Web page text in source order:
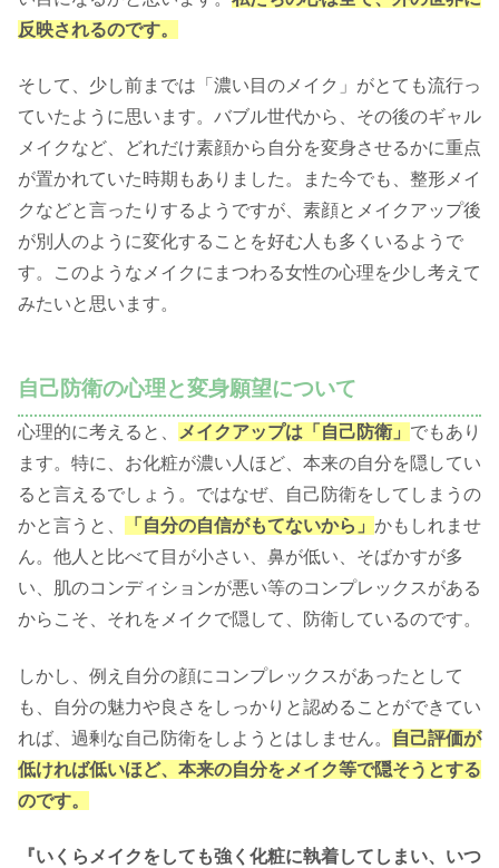
反映されるのです。
そして、少し前までは「濃い目のメイク」がとても流行っ
ていたように思います。バブル世代から、その後のギャル
メイクなど、どれだけ素顔から自分を変身させるかに重点
が置かれていた時期もありました。また今でも、整形メイ
クなどと言ったりするようですが、素顔とメイクアップ後
が別人のように変化することを好む人も多くいるようで
す。このようなメイクにまつわる女性の心理を少し考えて
みたいと思います。
自己防衛の心理と変身願望について
心理的に考えると、 メイクアップは「自己防衛」 でもあり
ます。特に、お化粧が濃い人ほど、本来の自分を隠してい
ると言えるでしょう。ではなぜ、自己防衛をしてしまうの
かと言うと、
「自分の自信がもてないから」 かもしれませ
ん。他人と比べて目が小さい、鼻が低い、そばかすが多
い、肌のコンディションが悪い等のコンプレックスがある
からこそ、それをメイクで隠して、防衛しているのです。
しかし、例え自分の顔にコンプレックスがあったとして
も、自分の魅力や良さをしっかりと認めることができてい
れば、過剰な自己防衛をしようとはしません。
自己評価が
低ければ低いほど、本来の自分をメイク等で隠そうとする
のです。
『いくらメイクをしても強く化粧に執着してしまい、いつ